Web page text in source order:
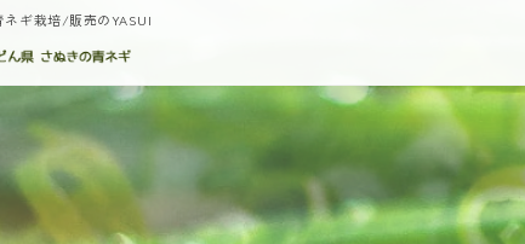
ギ栽培/販売のYASUI